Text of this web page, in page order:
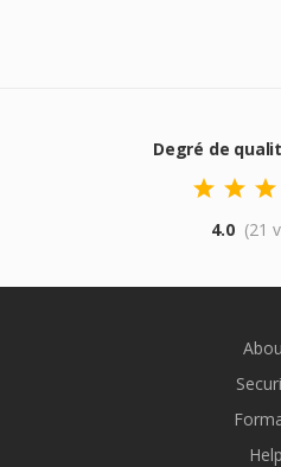
Degré de
4.0 (21
Help